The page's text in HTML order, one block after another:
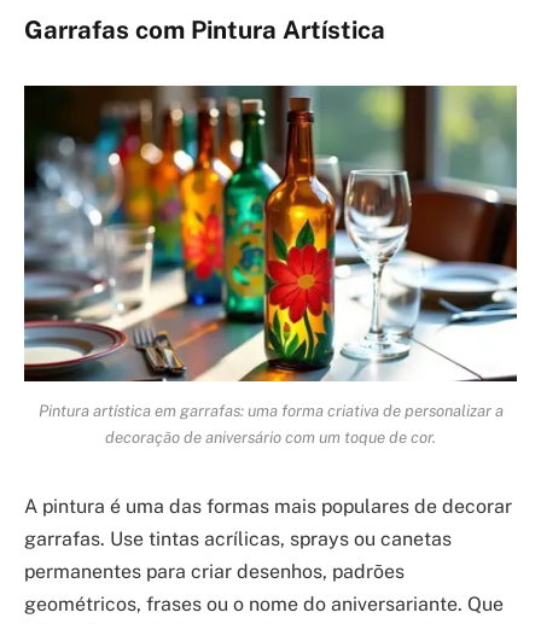
Garrafas com Pintura Artística
Pintura artística em garrafas: uma forma criativa de personalizar a
decoração de aniversário com um toque de cor.
A pintura é uma das formas mais populares de decorar
garrafas. Use tintas acrílicas, sprays ou canetas
permanentes para criar desenhos, padrões
geométricos, frases ou o nome do aniversariante. Que